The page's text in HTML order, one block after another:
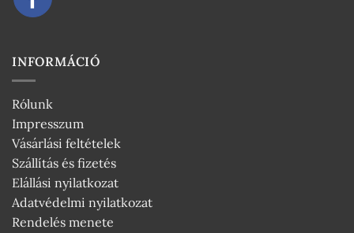
INFORMÁCIÓ
Rólunk
Impresszum
Vásárlási feltételek
Szállítás és fizetés
Elállási nyilatkozat
Adatvédelmi nyilatkozat
Rendelés menete